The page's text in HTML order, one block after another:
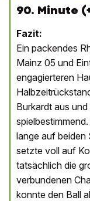
90. Minute
Fazit:
Ein packendes
Mainz 05 und
engagierteren
Burkardt aus
lange auf beiden
setzte voll auf
tatsächlich die
verbundenen
konnte den Ball